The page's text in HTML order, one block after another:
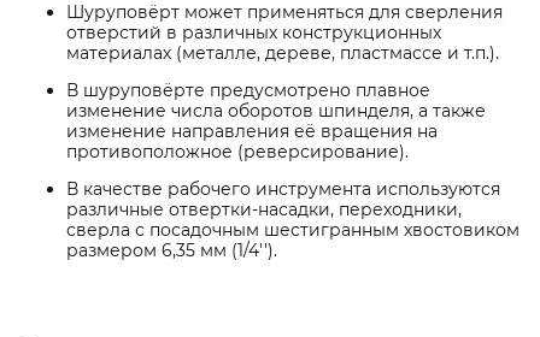
Шуруповёрт может применяться для сверления
отверстий в различных конструкционных
материалах (металле, дереве, пластмассе и т.п.).
В шуруповёрте предусмотрено плавное
изменение числа оборотов шпинделя, а также
изменение направления её вращения на
противоположное (реверсирование).
В качестве рабочего инструмента используются
различные отвертки-насадки, переходники,
сверла с посадочным шестигранным хвостовиком
размером 6,35 мм (1/4'').